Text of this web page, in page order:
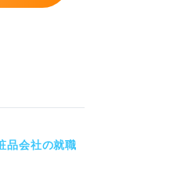
品会社の就職